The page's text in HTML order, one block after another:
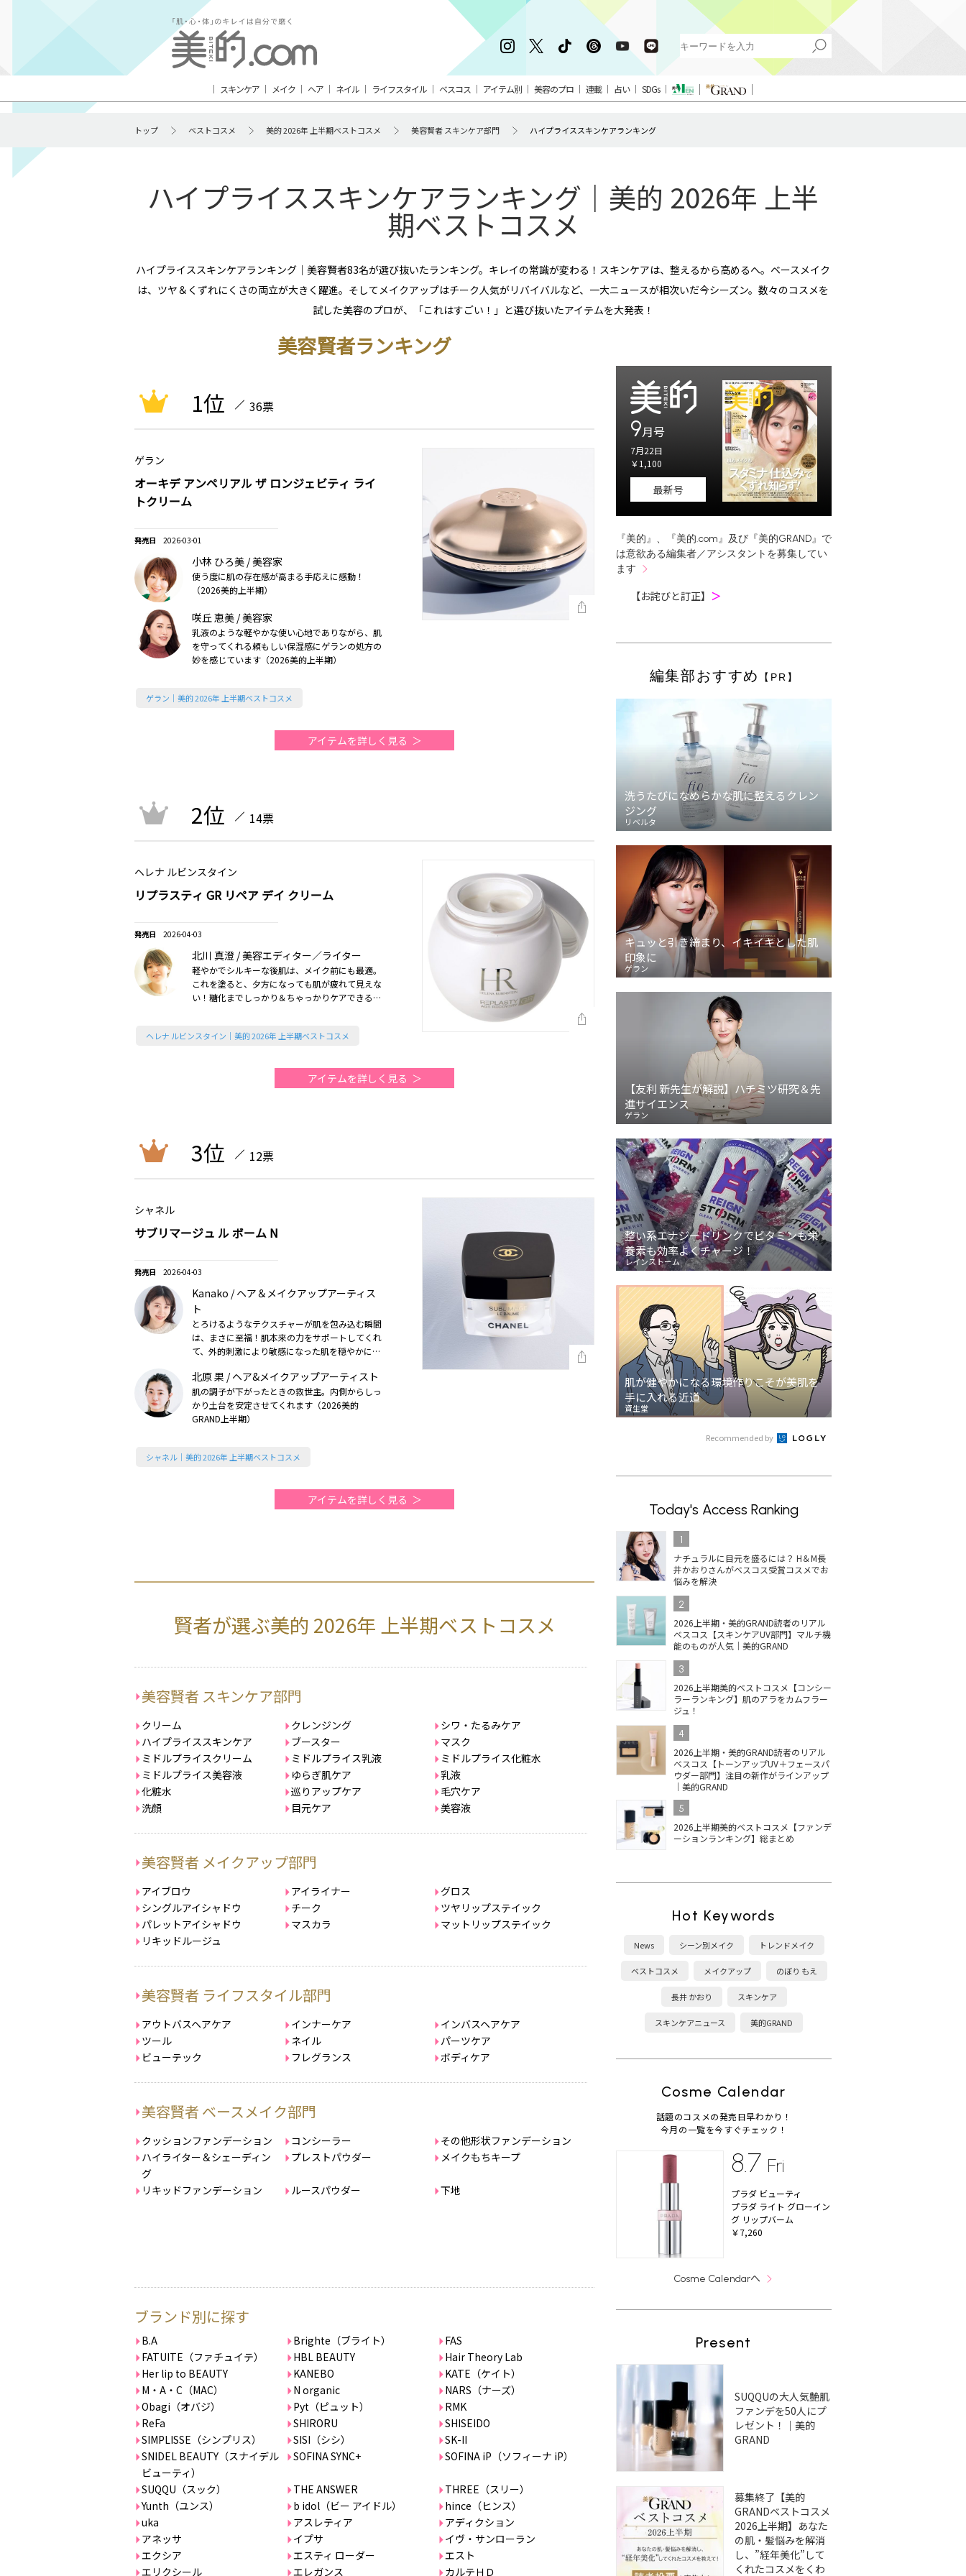
スキンケア メイク ヘア ネイル ライフスタイル ベスコス アイテム別 美容のプロ 連載 占い SDGs
トップ ベストコスメ 美的 2026年 上半期ベストコスメ 美容賢者 スキンケア部門 ハイプライススキンケアランキング
ハイプライススキンケアランキング｜美的 2026年 上半
期ベストコスメ
ハイプライススキンケアランキング｜美容賢者83名が選び抜いたランキング。キレイの常識が変わる！スキンケアは、整えるから高めるへ。ベースメイク
は、ツヤ＆くずれにくさの両立が大きく躍進。そしてメイクアップはチーク人気がリバイバルなど、一大ニュースが相次いだ今シーズン。数々のコスメを
試した美容のプロが、「これはすごい！」と選び抜いたアイテムを大発表！
美容賢者ランキング
1位 36票
ゲラン
オーキデ アンペリアル ザ ロンジェビティ ライ
トクリーム
2026-03-01
小林 ひろ美 / 美容家
使う度に肌の存在感が高まる手応えに感動！
（2026美的上半期）
咲丘 恵美 / 美容家
乳液のような軽やかな使い心地でありながら、肌
を守ってくれる頼もしい保湿感にゲランの処方の
妙を感じています（2026美的上半期）
ゲラン｜美的 2026年 上半期ベストコスメ
アイテムを詳しく見る
2位 14票
ヘレナ ルビンスタイン
リプラスティ GR リペア デイ クリーム
2026-04-03
北川 真澄 / 美容エディター／ライター
軽やかでシルキーな後肌は、メイク前にも最適。
これを塗ると、夕方になっても肌が疲れて見えな
い！糖化までしっかり＆ちゃっかりケアできるの
ヘレナ ルビンスタイン｜美的 2026年 上半期ベストコスメ
アイテムを詳しく見る
3位 12票
シャネル
サブリマージュ ル ボーム N
2026-04-03
Kanako / ヘア＆メイクアップアーティス
ト
とろけるようなテクスチャーが肌を包み込む瞬間
は、まさに至福！肌本来の力をサポートしてくれ
て、外的刺激により敏感になった肌を穏やかに整
北原 果 / ヘア&メイクアップアーティスト
肌の調子が下がったときの救世主。内側からしっ
かり土台を安定させてくれます（2026美的
GRAND上半期）
シャネル｜美的 2026年 上半期ベストコスメ
アイテムを詳しく見る
賢者が選ぶ美的 2026年 上半期ベストコスメ
美容賢者 スキンケア部門
クリーム クレンジング
シワ・たるみケア
ハイプライススキンケア
ブースター
マスク
ミドルプライスクリーム
ミドルプライス乳液
ミドルプライス化粧水
ミドルプライス美容液
ゆらぎ肌ケア
乳液
化粧水
巡りアップケア
毛穴ケア
洗顔
目元ケア 美容液
美容賢者 メイクアップ部門
アイブロウ アイライナー
グロス
シングルアイシャドウ
チーク
ツヤリップステイック
パレットアイシャドウ
マスカラ
マットリップステイック
リキッドルージュ
美容賢者 ライフスタイル部門
アウトバスヘアケア インナーケア
インバスヘアケア
ツール
ネイル
パーツケア
ビューテック
フレグランス ボディケア
美容賢者 ベースメイク部門
クッションファンデーション コンシーラー
その他形状ファンデーション
ハイライター＆シェーディン
グ
プレストパウダー メイクもちキープ
リキッドファンデーション ルースパウダー 下地
ブランド別に探す
B.A Brighte（ブライト）
FAS
FATUITE（ファチュイテ）
HBL BEAUTY
Hair Theory Lab
Her lip to BEAUTY
KANEBO
KATE（ケイト）
M・A・C（MAC）
N organic
NARS（ナーズ）
Obagi（オバジ）
Pyt（ピュット）
RMK
ReFa
SHIRORU
SHISEIDO
SIMPLISSE（シンプリス）
SISI（シシ）
SK-II
SNIDEL BEAUTY（スナイデル
ビューティ）
SOFINA SYNC+ SOFINA iP（ソフィーナ iP）
SUQQU（スック） THE ANSWER
THREE（スリー）
Yunth（ユンス）
b idol（ビー アイドル）
hince（ヒンス）
uka
アスレティア
アディクション
アネッサ
イプサ
イヴ・サンローラン
エクシア
エスティ ローダー
エスト
エリクシール
エレガンス カルテＨＤ
9月号
7月22日
￥1,100
最新号
『美的』、『美的.com』及び『美的GRAND』で
は意欲ある編集者／アシスタントを募集してい
ます
【お詫びと訂正】 ＞
編集部おすすめ 【PR】
洗うたびになめらかな肌に整えるクレン
ジング
リベルタ
キュッと引き締まり、イキイキとした肌
印象に
ゲラン
【友利 新先生が解説】ハチミツ研究＆先
進サイエンス
ゲラン
整い系エナジードリンクでビタミンも栄
養素も効率よくチャージ！
レインストーム
肌が健やかになる環境作りこそが美肌を
手に入れる近道
資生堂
Recommended by
Today's Access Ranking
1
ナチュラルに目元を盛るには？ H＆M長
井かおりさんがベスコス受賞コスメでお
悩みを解決
2
2026上半期・美的GRAND読者のリアル
ベスコス【スキンケアUV部門】マルチ機
能のものが人気｜美的GRAND
3
2026上半期美的ベストコスメ【コンシー
ラーランキング】肌のアラをカムフラー
ジュ！
4
2026上半期・美的GRAND読者のリアル
ベスコス【トーンアップUV＋フェースパ
ウダー部門】注目の新作がラインアップ
｜美的GRAND
5
2026上半期美的ベストコスメ【ファンデ
ーションランキング】総まとめ
Hot Keywords
News シーン別メイク トレンドメイク
ベストコスメ メイクアップ のぼり もえ
長井 かおり スキンケア
スキンケアニュース 美的GRAND
Cosme Calendar
話題のコスメの発売日早わかり！
今月の一覧を今すぐチェック！
8.7 Fri
プラダ ビューティ
プラダ ライト グローイン
グ リップバーム
￥7,260
Cosme Calendarへ
Present
SUQQUの大人気艶肌
ファンデを50人にプ
レゼント！｜美的
GRAND
募集終了【美的
GRANDベストコスメ
2026上半期】あなた
の肌・髪悩みを解消
し、”経年美化”して
くれたコスメをくわ